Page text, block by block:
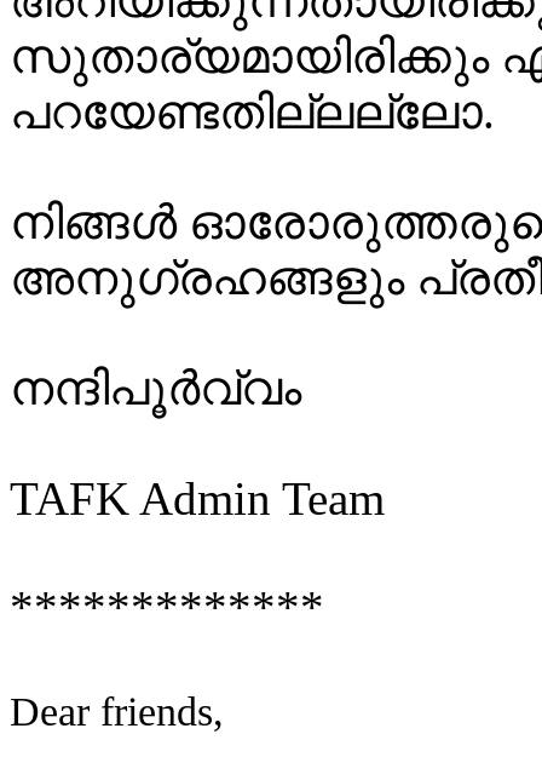
സുതാര്യമായിരിക്കും
പറയേണ്ടതില്ലല്ലോ.
നിങ്ങൾ
അനുഗ്രഹങ്ങളും
നന്ദിപൂർവ്വം
TAFK Admin Team
*************
Dear friends,